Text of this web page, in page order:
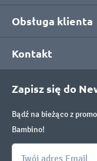
Obsługa klienta
Kontakt
Zapisz się do
Bądź na bieżąco z
Bambino!